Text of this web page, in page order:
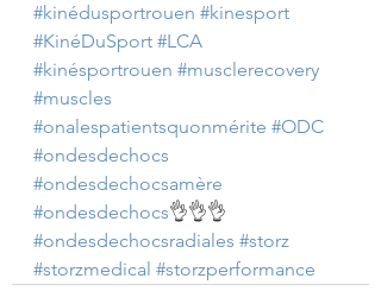
#kinédusportrouen #kinesport
#KinéDuSport #LCA
#kinésportrouen #musclerecovery
#muscles
#onalespatientsquonmérite #ODC
#ondesdechocs
#ondesdechocsamère
#ondesdechocs👌👌👌
#ondesdechocsradiales #storz
#storzmedical #storzperformance